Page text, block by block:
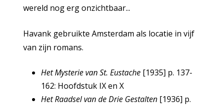
wereld nog erg onzichtbaar...
Havank gebruikte Amsterdam als locatie in vijf
van zijn romans.
Het Mysterie van St. Eustache[1935] p. 137-
162: Hoofdstuk IX en X
Het Raadsel van de Drie Gestalten[1936] p.